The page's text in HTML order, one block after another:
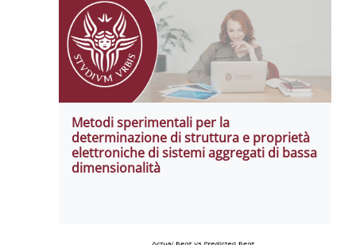
Metodi sperimentali per la
determinazione di struttura e proprietà
elettroniche di sistemi aggregati di bassa
dimensionalità